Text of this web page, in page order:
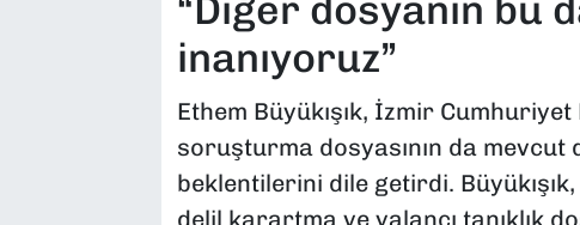
“Diğer dosyanın bu
inanıyoruz”
Ethem Büyükışık, İzmir
soruşturma dosyasının da
beklentilerini dile getirdi. Büyükışık,
delil karartma ve yalancı tanıklık